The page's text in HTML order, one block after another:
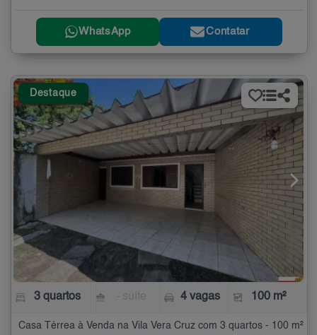
WhatsApp Contatar
Destaque
3 quartos 4 vagas 100 m²
Casa Térrea à Venda na Vila Vera Cruz com 3 quartos - 100 m²